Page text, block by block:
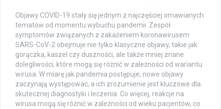
Objawy COVID-19 stały się jednym z najczęściej omawianych
tematów od momentu wybuchu pandemii. Zespół
symptomów związanych z zakażeniem koronawirusem
SARS-CoV-2 obejmuje nie tylko klasyczne objawy, takie jak
gorączka, kaszel czy duszności, ale także mniej znane
dolegliwości, które mogą się różnić w zależności od wariantu
wirusa. W miarę jak pandemia postępuje, nowe objawy
zaczynają występować, a ich zrozumienie jest kluczowe dla
skutecznej diagnostyki i leczenia. Co więcej, reakcje na
wirusa mogą się różnić w zależności od wieku pacjentów, co